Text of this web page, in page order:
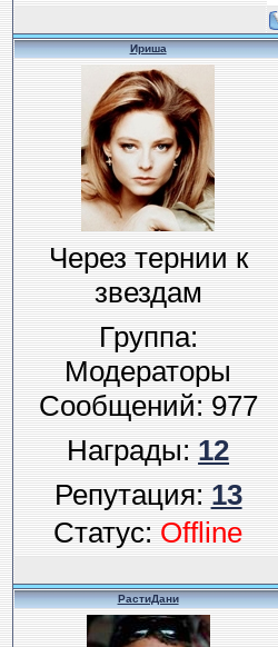
Ириша
Через тернии к
звездам
Группа:
Модераторы
Сообщений:977
Награды:12
Репутация:13
Статус:Offline
РастиДани